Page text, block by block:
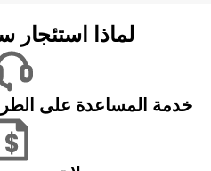
لماذا استئجار
خدمة المساعدة على الطريق